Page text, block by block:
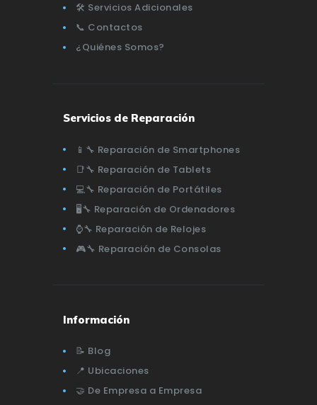
🛠️ Servicios Adicionales
📞 Contactos
¿Quiénes Somos?
Servicios de Reparación
📱🔧 Reparación de Smartphones
📑🔧 Reparación de Tablets
💻🔧 Reparación de Portátiles
🖥️🔧 Reparación de Ordenadores
⌚🔧 Reparación de Relojes
🎮🔧 Reparación de Consolas
Información
📝 Blog
📍 Ubicaciones
🤝 De Empresa a Empresa